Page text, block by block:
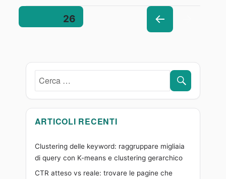
Roma
Paginazione
articoli
EDEN
PAGINA26
CERCA
ARTICOLI RECENTI
Clustering delle keyword: raggruppare migliaia
di query con K-means e clustering gerarchico
CTR atteso vs reale: trovare le pagine che